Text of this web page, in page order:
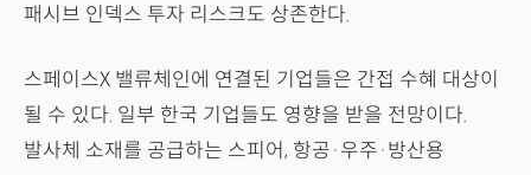
패시브 인덱스 투자 리스크도 상존한다.
스페이스X 밸류체인에 연결된 기업들은 간접 수혜 대상이
될 수 있다. 일부 한국 기업들도 영향을 받을 전망이다.
발사체 소재를 공급하는 스피어, 항공·우주·방산용